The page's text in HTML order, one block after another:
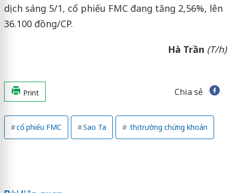
dịch sáng 5/1, cổ phiếu FMC đang tăng 2,56%, lên
36.100 đồng/CP.
Hà Trần (T/h)
Print Chia sẻ
cổ phiếu FMC Sao Ta thị trường chứng khoán